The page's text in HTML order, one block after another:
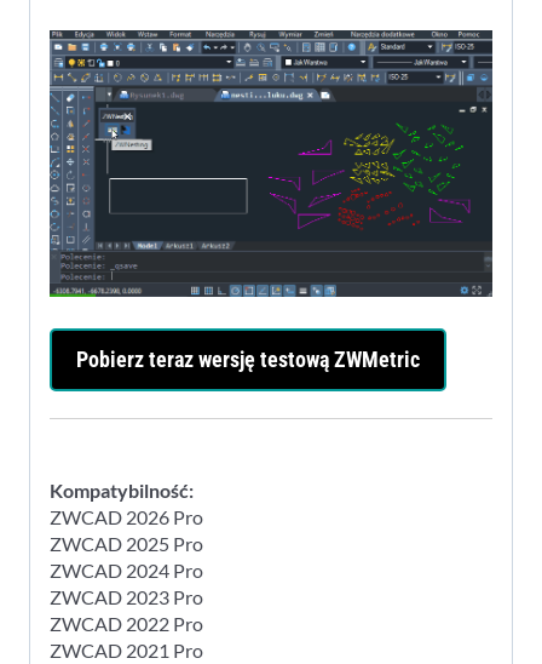
Pobierz teraz wersję testową ZWMetric
Kompatybilność:
ZWCAD 2026 Pro
ZWCAD 2025 Pro
ZWCAD 2024 Pro
ZWCAD 2023 Pro
ZWCAD 2022 Pro
ZWCAD 2021 Pro